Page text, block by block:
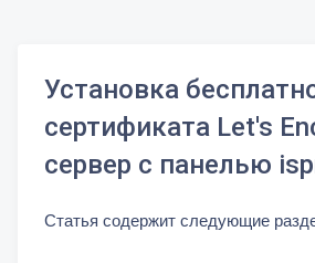
Установка
сертификата Let's
сервер с панелью
Статья содержит следующие